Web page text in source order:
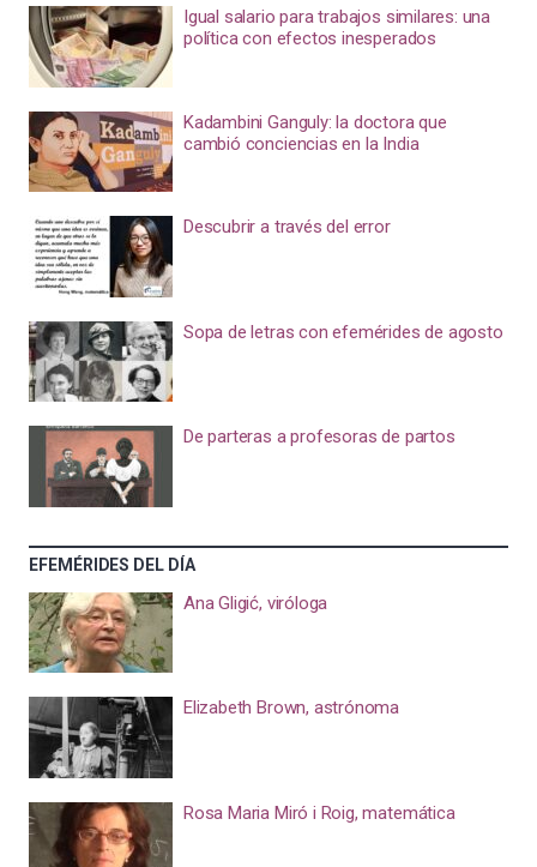
Igual salario para trabajos similares: una
política con efectos inesperados
Kadambini Ganguly: la doctora que
cambió conciencias en la India
Descubrir a través del error
Sopa de letras con efemérides de agosto
De parteras a profesoras de partos
EFEMÉRIDES DEL DÍA
Ana Gligić, viróloga
Elizabeth Brown, astrónoma
Rosa Maria Miró i Roig, matemática